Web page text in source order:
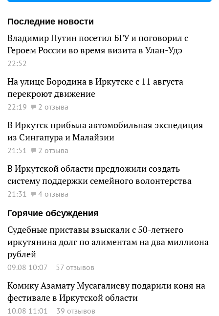
Последние новости
Владимир Путин посетил БГУ и поговорил с
Героем России во время визита в Улан-Удэ
22:52
На улице Бородина в Иркутске с 11 августа
перекроют движение
22:19 2 отзыва
В Иркутск прибыла автомобильная экспедиция
из Сингапура и Малайзии
21:51 2 отзыва
В Иркутской области предложили создать
систему поддержки семейного волонтерства
21:31
4 отзыва
Горячие обсуждения
Судебные приставы взыскали с 50-летнего
иркутянина долг по алиментам на два миллиона
рублей
09.08 10:07 57 отзывов
Комику Азамату Мусагалиеву подарили коня на
фестивале в Иркутской области
10.08 11:01 39 отзывов